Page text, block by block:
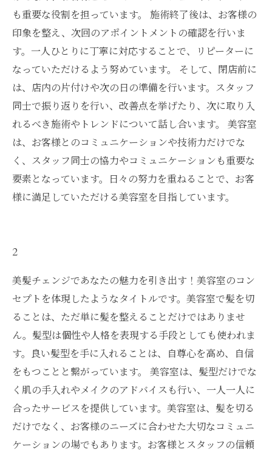
も重要な役割を担っています。 施術終了後は、お客様の
印象を整え、次回のアポイントメントの確認を行いま
す。一人ひとりに丁寧に対応することで、リピーターに
なっていただけるよう努めています。 そして、閉店前に
は、店内の片付けや次の日の準備を行います。スタッフ
同士で振り返りを行い、改善点を挙げたり、次に取り入
れるべき施術やトレンドについて話し合います。 美容室
は、お客様とのコミュニケーションや技術力だけでな
く、スタッフ同士の協力やコミュニケーションも重要な
要素となっています。日々の努力を重ねることで、お客
様に満足していただける美容室を目指しています。
2
美髪チェンジであなたの魅力を引き出す！美容室のコン
セプトを体現したようなタイトルです。美容室で髪を切
ることは、ただ単に髪を整えることだけではありませ
ん。髪型は個性や人格を表現する手段としても使われま
す。良い髪型を手に入れることは、自尊心を高め、自信
をもつことと繋がっています。 美容室は、髪型だけでな
く肌の手入れやメイクのアドバイスも行い、一人一人に
合ったサービスを提供しています。美容室は、髪を切る
だけでなく、お客様のニーズに合わせた大切なコミュニ
ケーションの場でもあります。お客様とスタッフの信頼